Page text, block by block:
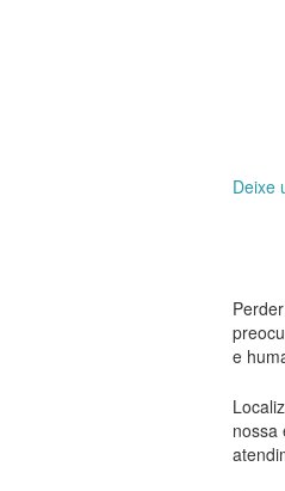
Deixe
e
nossa